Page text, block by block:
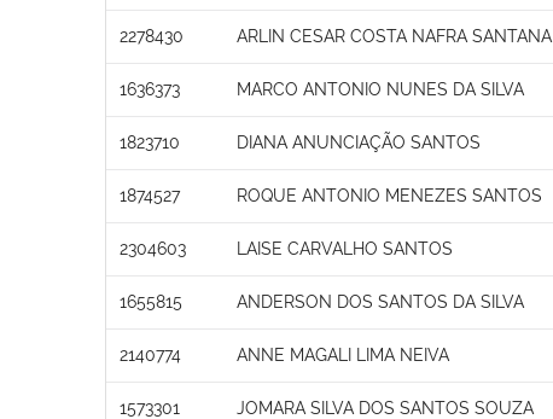
2278430 ARLIN CESAR COSTA NAFRA SANTANA
1636373 MARCO ANTONIO NUNES DA SILVA
1823710 DIANA ANUNCIAÇÃO SANTOS
1874527 ROQUE ANTONIO MENEZES SANTOS
2304603 LAISE CARVALHO SANTOS
1655815 ANDERSON DOS SANTOS DA SILVA
2140774 ANNE MAGALI LIMA NEIVA
1573301 JOMARA SILVA DOS SANTOS SOUZA